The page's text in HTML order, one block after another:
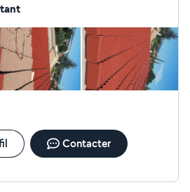
Contacter